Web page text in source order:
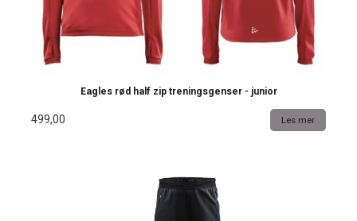
Eagles rød half zip treningsgenser - junior
499,00 Les mer